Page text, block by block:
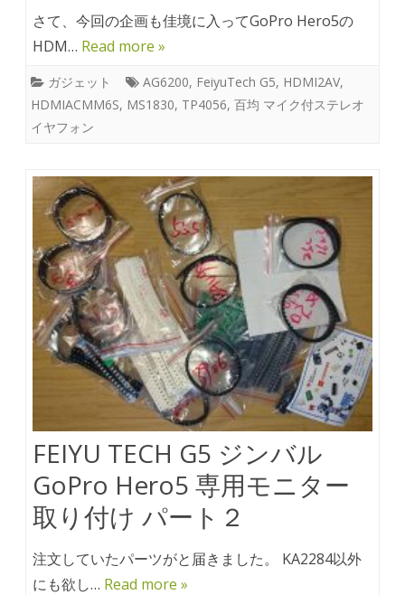
さて、今回の企画も佳境に入ってGoPro Hero5の
HDM… Read more »
ガジェット AG6200, FeiyuTech G5, HDMI2AV,
HDMIACMM6S, MS1830, TP4056, 百均 マイク付ステレオ
イヤフォン
FEIYU TECH G5 ジンバル
GoPro Hero5 専用モニター
取り付け パート２
注文していたパーツがと届きました。 KA2284以外
にも欲し… Read more »